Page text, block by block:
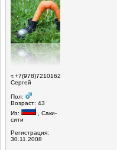
т.+7(978)7210162
Сергей
Пол:
Возраст: 43
Из:
, Саки-
сити
Регистрация:
30.11.2008